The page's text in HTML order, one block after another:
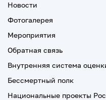
Новости
Фотогалерея
Мероприятия
Обратная связь
Внутренняя система
Бессмертный полк
Национальные проекты